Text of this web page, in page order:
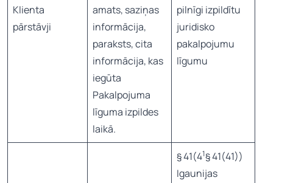
Klienta
pārstāvji
amats, saziņas
informācija,
paraksts, cita
informācija, kas
iegūta
Pakalpojuma
līguma izpildes
laikā.
pilnīgi izpildītu
juridisko
pakalpojumu
līgumu
§ 41(41§ 41(41))
Igaunijas